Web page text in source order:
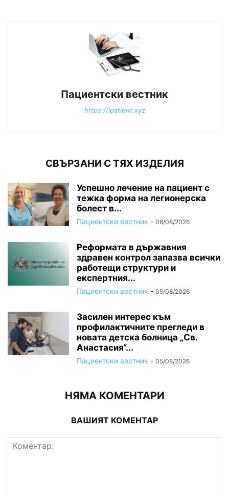
Пациентски вестник
https://ipatient.xyz
СВЪРЗАНИ С ТЯХ ИЗДЕЛИЯ
Успешно лечение на пациент с
тежка форма на легионерска
болест в...
Пациентски вестник - 06/08/2026
Реформата в държавния
здравен контрол запазва всички
работещи структури и
експертния...
Пациентски вестник - 05/08/2026
Засилен интерес към
профилактичните прегледи в
новата детска болница „Св.
Анастасия“...
Пациентски вестник - 05/08/2026
НЯМА КОМЕНТАРИ
ВАШИЯТ КОМЕНТАР